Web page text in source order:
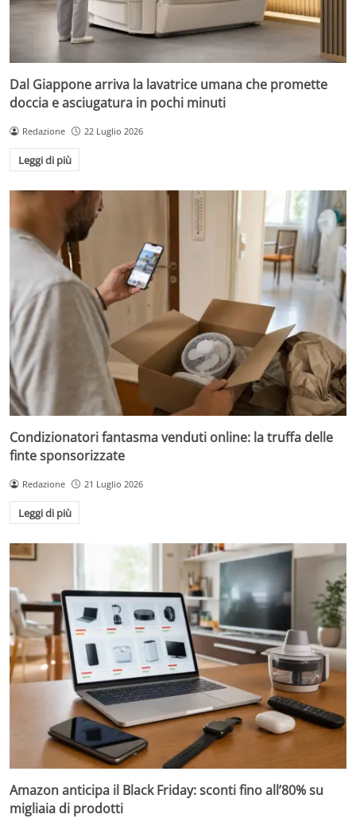
Dal Giappone arriva la lavatrice umana che promette
doccia e asciugatura in pochi minuti
Redazione 22 Luglio 2026
Leggi di più
Condizionatori fantasma venduti online: la truffa delle
finte sponsorizzate
Redazione 21 Luglio 2026
Leggi di più
Amazon anticipa il Black Friday: sconti fino all’80% su
migliaia di prodotti